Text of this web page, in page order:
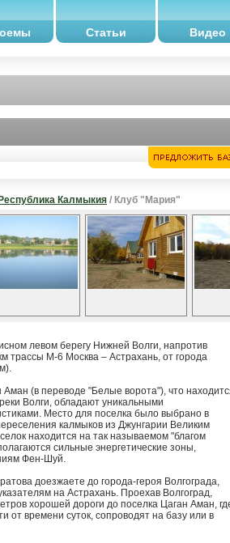
Статьи Видео
Республика Калмыкия / Клуб "Мария"
левом берегу Нижней Волги, напротив
трассы М-6 Москва – Астрахань, от города
Аман (в переводе "Белые ворота"), что
Волги, обладают уникальными
Место для поселка было выбрано в
калмыков из Джунгарии Великим
находится на так называемом "благом
сильные энергетические зоны,
Фен-Шуй.
доезжаете до города-героя Волгограда,
на Астрахань. Проехав Волгоград,
хорошей дороги до поселка Цаган Аман,
от времени суток, сопроводят на базу или в